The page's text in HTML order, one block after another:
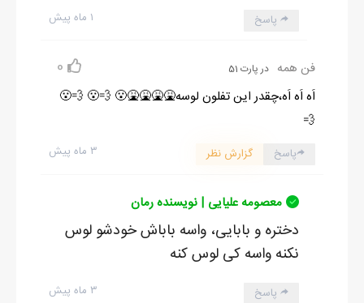
۱ ماه پیش پاسخ
فن همه در پارت 51 0
اَه اَه اَه،چقدر این تفلون لوسه🤮🤮🤮🤮😮 💨😮 💨😮
💨
۳ ماه پیش پاسخ گزارش نظر
معصومه علیایی | نویسنده رمان
دختره و بابایی، واسه باباش خودشو لوس
نکنه واسه کی لوس کنه
۳ ماه پیش پاسخ